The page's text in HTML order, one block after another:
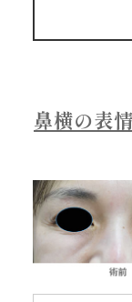
鼻横の表